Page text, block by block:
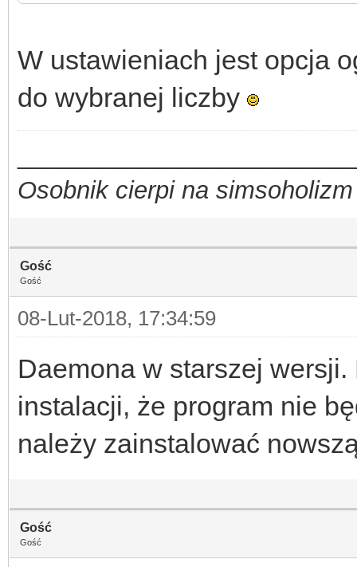
W ustawieniach jest opcja
do wybranej liczby
Osobnik cierpi na
Gość
Gość
08-Lut-2018, 17:34:59
Daemona w starszej
instalacji, że program nie
należy zainstalować
Gość
Gość